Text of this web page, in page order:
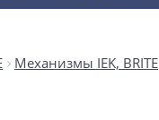
Механизмы IEK, BRITE